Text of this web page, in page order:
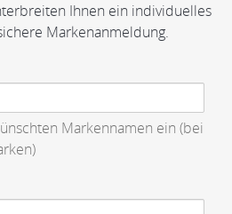
Ihnen ein individuelles
Markenanmeldung.
Markennamen ein (bei